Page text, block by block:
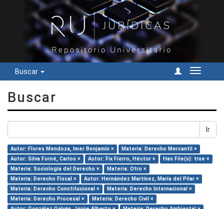
Buscar
Cambiar
Buscar
Ir
Autor: Flores Mendoza, Imer Benjamín ×
Materia: Derecho Mercantil ×
Autor: Silva Forné, Carlos ×
Autor: Fix Fierro, Héctor ×
Has File(s): true ×
Materia: Sociología del Derecho ×
Materia: Otro ×
Materia: Derecho Fiscal ×
Autor: Hernández Martínez, María del Pilar ×
Materia: Derecho Constitucional ×
Materia: Derecho Internacional ×
Materia: Derecho Procesal ×
Materia: Derecho Civil ×